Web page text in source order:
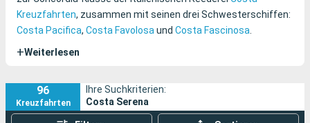
Kreuzfahrten, zusammen mit seinen drei Schwesterschiffen:
Costa Pacifica, Costa Favolosaund Costa Fascinosa.
+Weiterlesen
96
Kreuzfahrten
Ihre Suchkriterien:
Costa Serena